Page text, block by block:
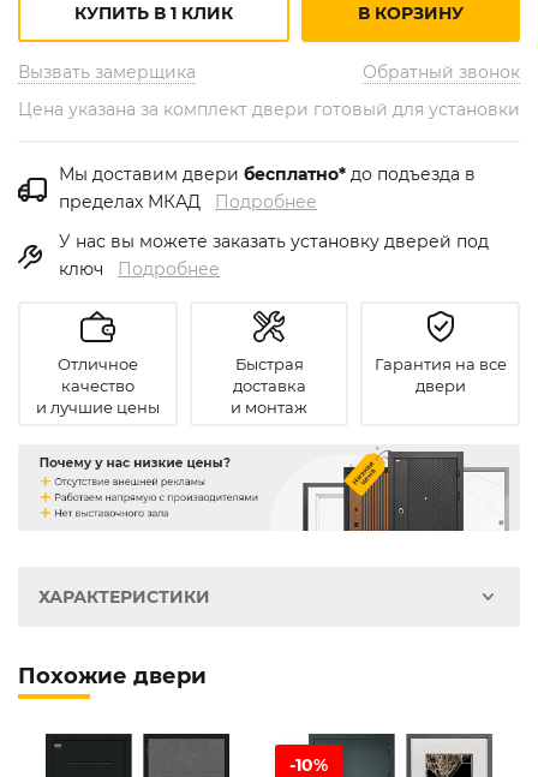
Вызвать замерщика Обратный звонок
КУПИТЬ В 1 КЛИК В КОРЗИНУ
Цена указана за комплект двери готовый для установки
Мы доставим двери бесплатно* до подъезда в
пределах МКАД Подробнее
У нас вы можете заказать установку дверей под
ключ Подробнее
Отличное
качество
и лучшие цены
Быстрая
доставка
и монтаж
Гарантия на все
двери
ХАРАКТЕРИСТИКИ
Похожие двери
-10%